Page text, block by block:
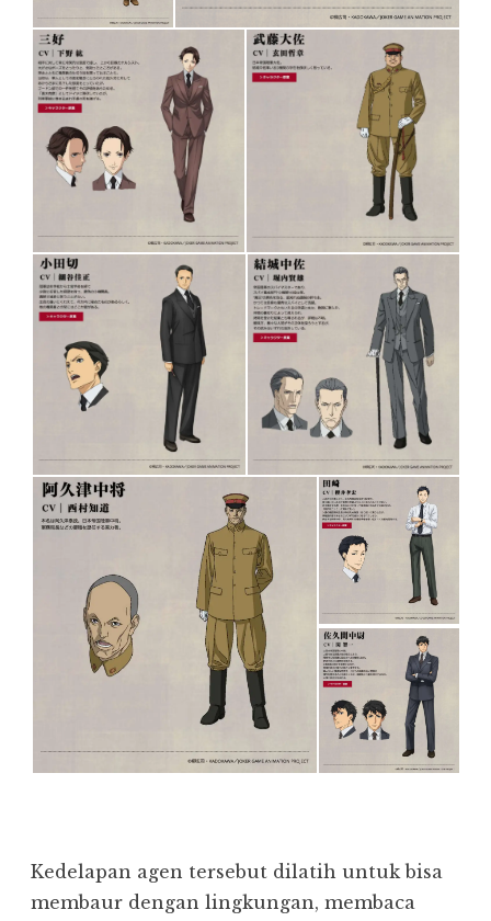
Kedelapan agen tersebut dilatih untuk bisa
membaur dengan lingkungan, membaca